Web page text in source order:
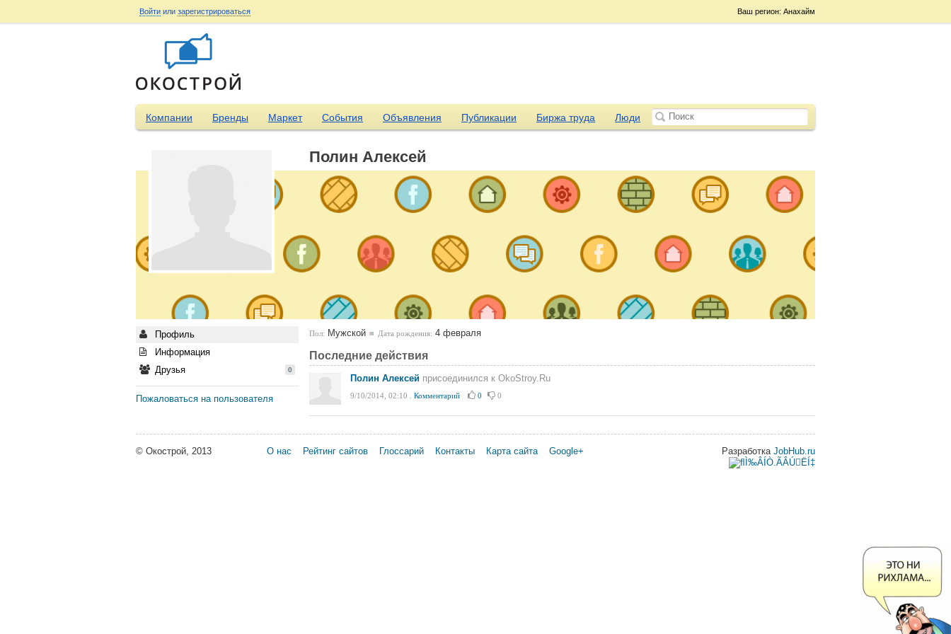
Ваш регион: Анахайм
Войти или зарегистрироваться
Компании Бренды Маркет События Объявления Публикации Биржа труда Люди
Профиль
Информация
Друзья
0
Пожаловаться на пользователя
Полин Алексей
Пол: Мужской Дата рождения: 4 февраля
Последние действия
Полин Алексей присоединился к OkoStroy.Ru
9/10/2014, 02:10 Комментарий 0 0
© Окострой, 2013 О нас Рейтинг сайтов Глоссарий Контакты Карта сайта Google+ Разработка JobHub.ru